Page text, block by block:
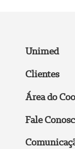
Unimed
Clientes
Área do
Fale